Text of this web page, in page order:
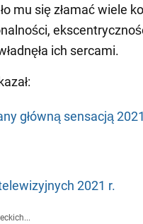
mu się złamać wiele
ich sercami.
główną sensacją
2021 r.